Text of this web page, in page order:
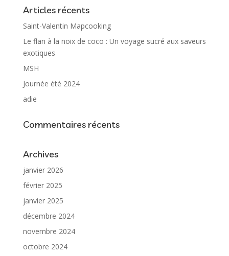
Articles récents
Saint-Valentin Mapcooking
Le flan à la noix de coco : Un voyage sucré aux saveurs
exotiques
MSH
Journée été 2024
adie
Commentaires récents
Archives
janvier 2026
février 2025
janvier 2025
décembre 2024
novembre 2024
octobre 2024